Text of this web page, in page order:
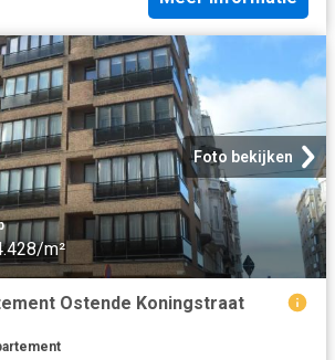
Foto bekijken
m²
Ostende Koningstraat